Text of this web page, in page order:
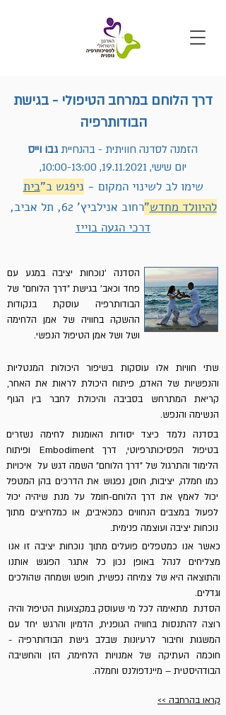
דרך הלוחם במרחב הטיפולי - בגישת
הבודותרפיה
הזמנה לסדנה חוויתית - בהנחיית גבו וייס
יום שישי, 19.11.2021
, 10:00-13:00,
שימו לב לשינוי המקום - ניפגש ב"בית
להיוולד מחדש"רחוב אנילביץ' 62, תל אביב,
דרכי הגעה בוייז
הסדנה 'נוכחות יציבה במגע עם
פחד וכאב' בגישת "דרך הלוחם" של
הבודותרפיה עוסקת בנקודות
ההשקה בחוויה של אמן הלחימה
ושל ושל אמן הטיפול הנפשי.
שתי חוויות אלו עוסקות בשיפור היכולות המנטליות
והנפשיות של האדם, פיתוח היכולת לראות את האחר,
קריאת המתרחש בסביבה והיכולת לחבר בין הגוף
הנשימה והנפש.
בסדנה נלמד כיצד יסודות האומנות לחימה נשזרים
בטיפול הפסיכותרפיוטי, דרך Embodiment ופיתוח
הלימוד והתרגול של "דרך הלוחם" השמה דגש על איכויות
כמו חמלה, יציבות, חוסן, נפגוש את הדרכים בהן המטפל
יכול לאמץ את דרך הלוחם-חומל על מנת שיהיה יכול
לפעול במצבים הנחווים כמכאיבים, או כמלחיצים מתוך
נוכחות יציבה ועוצמה פנימית.
כאשר אנו כמטפלים פועלים מתוך נוכחות יציבה זו אנו
מצליחים לנהל באופן נכון כל אתגר הפוגש אותנו
והתוצאה היא של צמיחה נפשית, חופש ושמחה שהולכים
וגדלים.
הסדנת מתאימה לכל מי שעוסק במקצועות הטיפול והיה
רוצה להתנסות בחוויה הגופנית, הדמיון והרגש יחד עם
המשגות וחיבור לרעיונות שבלב גישת הבודותרפיה -
חוכמה העתיקה של אמנויות הלחימה, הזן והחשיבה
הבודהיסטית – מיינדפולנס וחמלה.
קראו בהרחבה >>